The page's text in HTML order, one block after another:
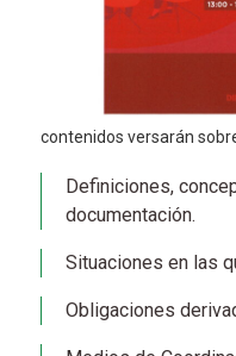
contenidos versarán
Definiciones,
documentación.
Situaciones en las
Obligaciones